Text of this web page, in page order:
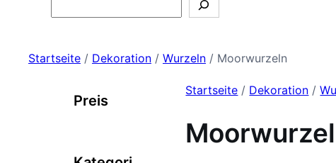
Startseite / Dekoration / Wurzeln / Moorwurzeln
Preis
Startseite / Dekoration /